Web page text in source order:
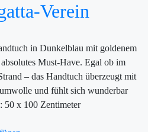
Verein
in Dunkelblau mit goldenem
Must-Have. Egal ob im
– das Handtuch überzeugt mit
und fühlt sich wunderbar
50 x 100 Zentimeter